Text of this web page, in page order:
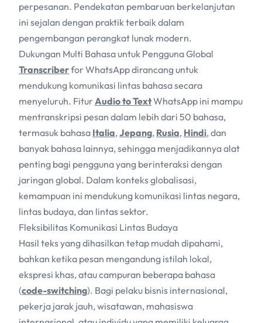
perpesanan. Pendekatan pembaruan berkelanjutan
ini sejalan dengan praktik terbaik dalam
pengembangan perangkat lunak modern.
Dukungan Multi Bahasa untuk Pengguna Global
Transcriberfor WhatsApp dirancang untuk
mendukung komunikasi lintas bahasa secara
menyeluruh. Fitur Audio to TextWhatsApp ini mampu
mentranskripsi pesan dalam lebih dari 50 bahasa,
termasuk bahasa Italia,Jepang, Rusia, Hindi, dan
banyak bahasa lainnya, sehingga menjadikannya alat
penting bagi pengguna yang berinteraksi dengan
jaringan global. Dalam konteks globalisasi,
kemampuan ini mendukung komunikasi lintas negara,
lintas budaya, dan lintas sektor.
Fleksibilitas Komunikasi Lintas Budaya
Hasil teks yang dihasilkan tetap mudah dipahami,
bahkan ketika pesan mengandung istilah lokal,
ekspresi khas, atau campuran beberapa bahasa
(code-switching). Bagi pelaku bisnis internasional,
pekerja jarak jauh, wisatawan, mahasiswa